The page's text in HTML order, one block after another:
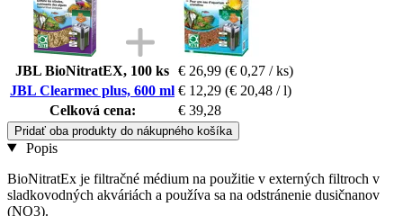
JBL BioNitratEX, 100 ks € 26,99 (€ 0,27 / ks)
JBL Clearmec plus, 600 ml € 12,29 (€ 20,48 / l)
Celková cena:
€ 39,28
Pridať oba produkty do nákupného košíka
Popis
BioNitratEx je filtračné médium na použitie v externých filtroch v
sladkovodných akváriách a používa sa na odstránenie dusičnanov
(NO3).